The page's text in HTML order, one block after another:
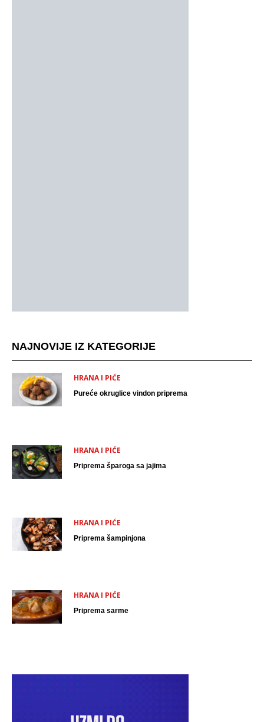
NAJNOVIJE IZ KATEGORIJE
HRANA I PIĆE
Pureće okruglice vindon priprema
HRANA I PIĆE
Priprema šparoga sa jajima
HRANA I PIĆE
Priprema šampinjona
HRANA I PIĆE
Priprema sarme